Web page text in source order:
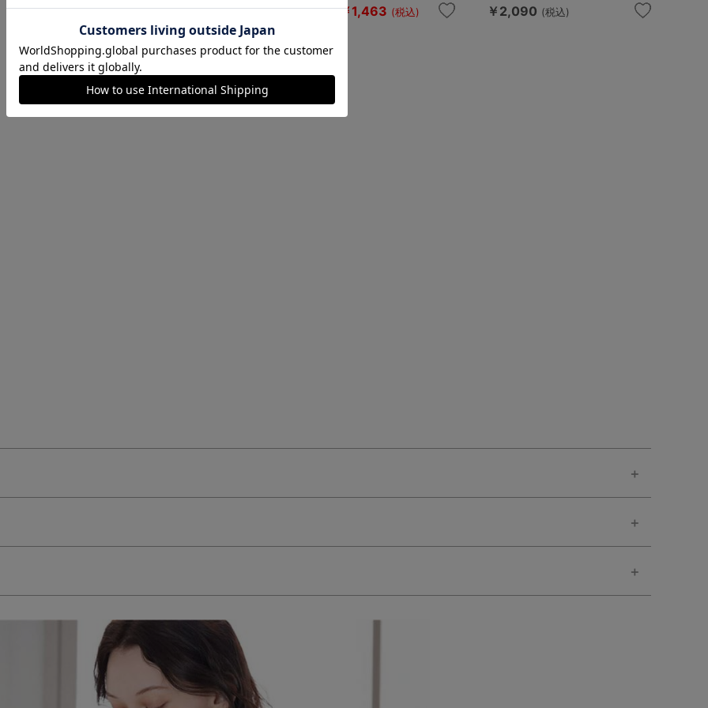
￥1,650 (税込) ￥2,090 ￥1,463 (税込) ￥2,090 (税込)